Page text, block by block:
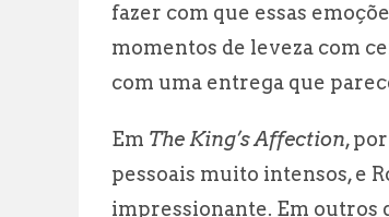
fazer com que essas
momentos de leveza com
com uma entrega que
Em The King’s Affection,
pessoais muito intensos, e
impressionante. Em outros